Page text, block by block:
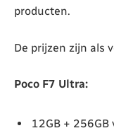
producten.
De prijzen zijn als
Poco F7 Ultra:
12GB +